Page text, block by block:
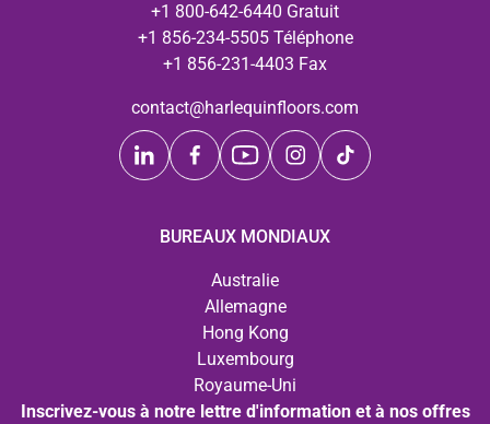
+1 800-642-6440 Gratuit
+1 856-234-5505 Téléphone
+1 856-231-4403 Fax
contact@harlequinfloors.com
BUREAUX MONDIAUX
Australie
Allemagne
Hong Kong
Luxembourg
Royaume-Uni
Inscrivez-vous à notre lettre d'information et à nos offres